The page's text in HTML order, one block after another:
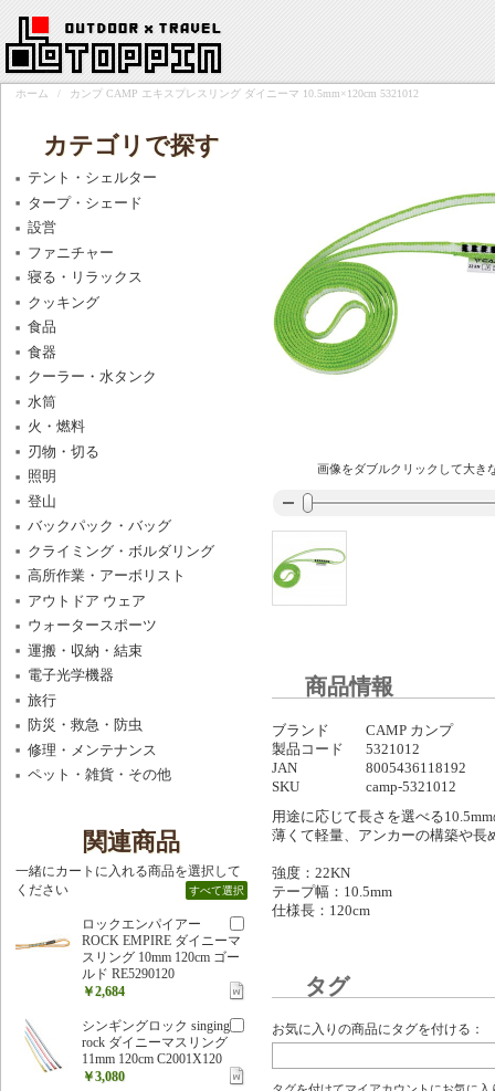
ホーム / カンプ CAMP エキスプレスリング ダイニーマ 10.5mm×120cm 5321012
画像をダブルクリックして大き
商品情報
ブランド
CAMP カンプ
製品コード
5321012
JAN
8005436118192
SKU
camp-5321012
用途に応じて長さを選べる
薄くて軽量、アンカーの構築や長
強度：22KN
テープ幅：10.5mm
仕様長：120cm
タグ
お気に入りの商品にタグを付ける：
カテゴリで探す
テント・シェルター
タープ・シェード
設営
ファニチャー
寝る・リラックス
クッキング
食品
食器
クーラー・水タンク
水筒
火・燃料
刃物・切る
照明
登山
バックパック・バッグ
クライミング・ボルダリング
高所作業・アーボリスト
アウトドア ウェア
ウォータースポーツ
運搬・収納・結束
電子光学機器
旅行
防災・救急・防虫
修理・メンテナンス
ペット・雑貨・その他
関連商品
一緒にカートに入れる商品を選択して
ください
すべて選択
ロックエンパイアー
ROCK EMPIRE ダイニーマ
スリング 10mm 120cm ゴー
ルド RE5290120
￥2,684
シンギングロック singing
rock ダイニーマスリング
11mm 120cm C2001X120
￥3,080